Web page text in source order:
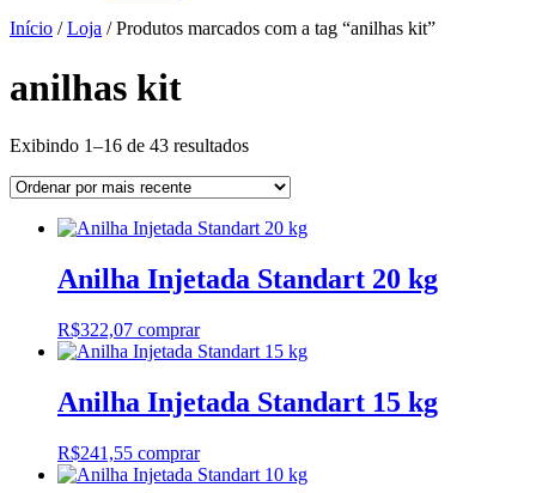
Início /Loja / Produtos marcados com a tag “anilhas kit”
anilhas kit
Exibindo 1–16 de 43 resultadosClassificado
mais
Anilha Injetada Standart 20 kg
R$322,07 comprar
Anilha Injetada Standart 15 kg
R$241,55 comprar